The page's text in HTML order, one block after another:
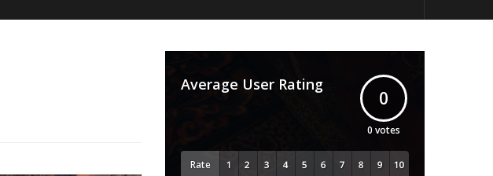
Average User Rating
0
0 votes
Rate